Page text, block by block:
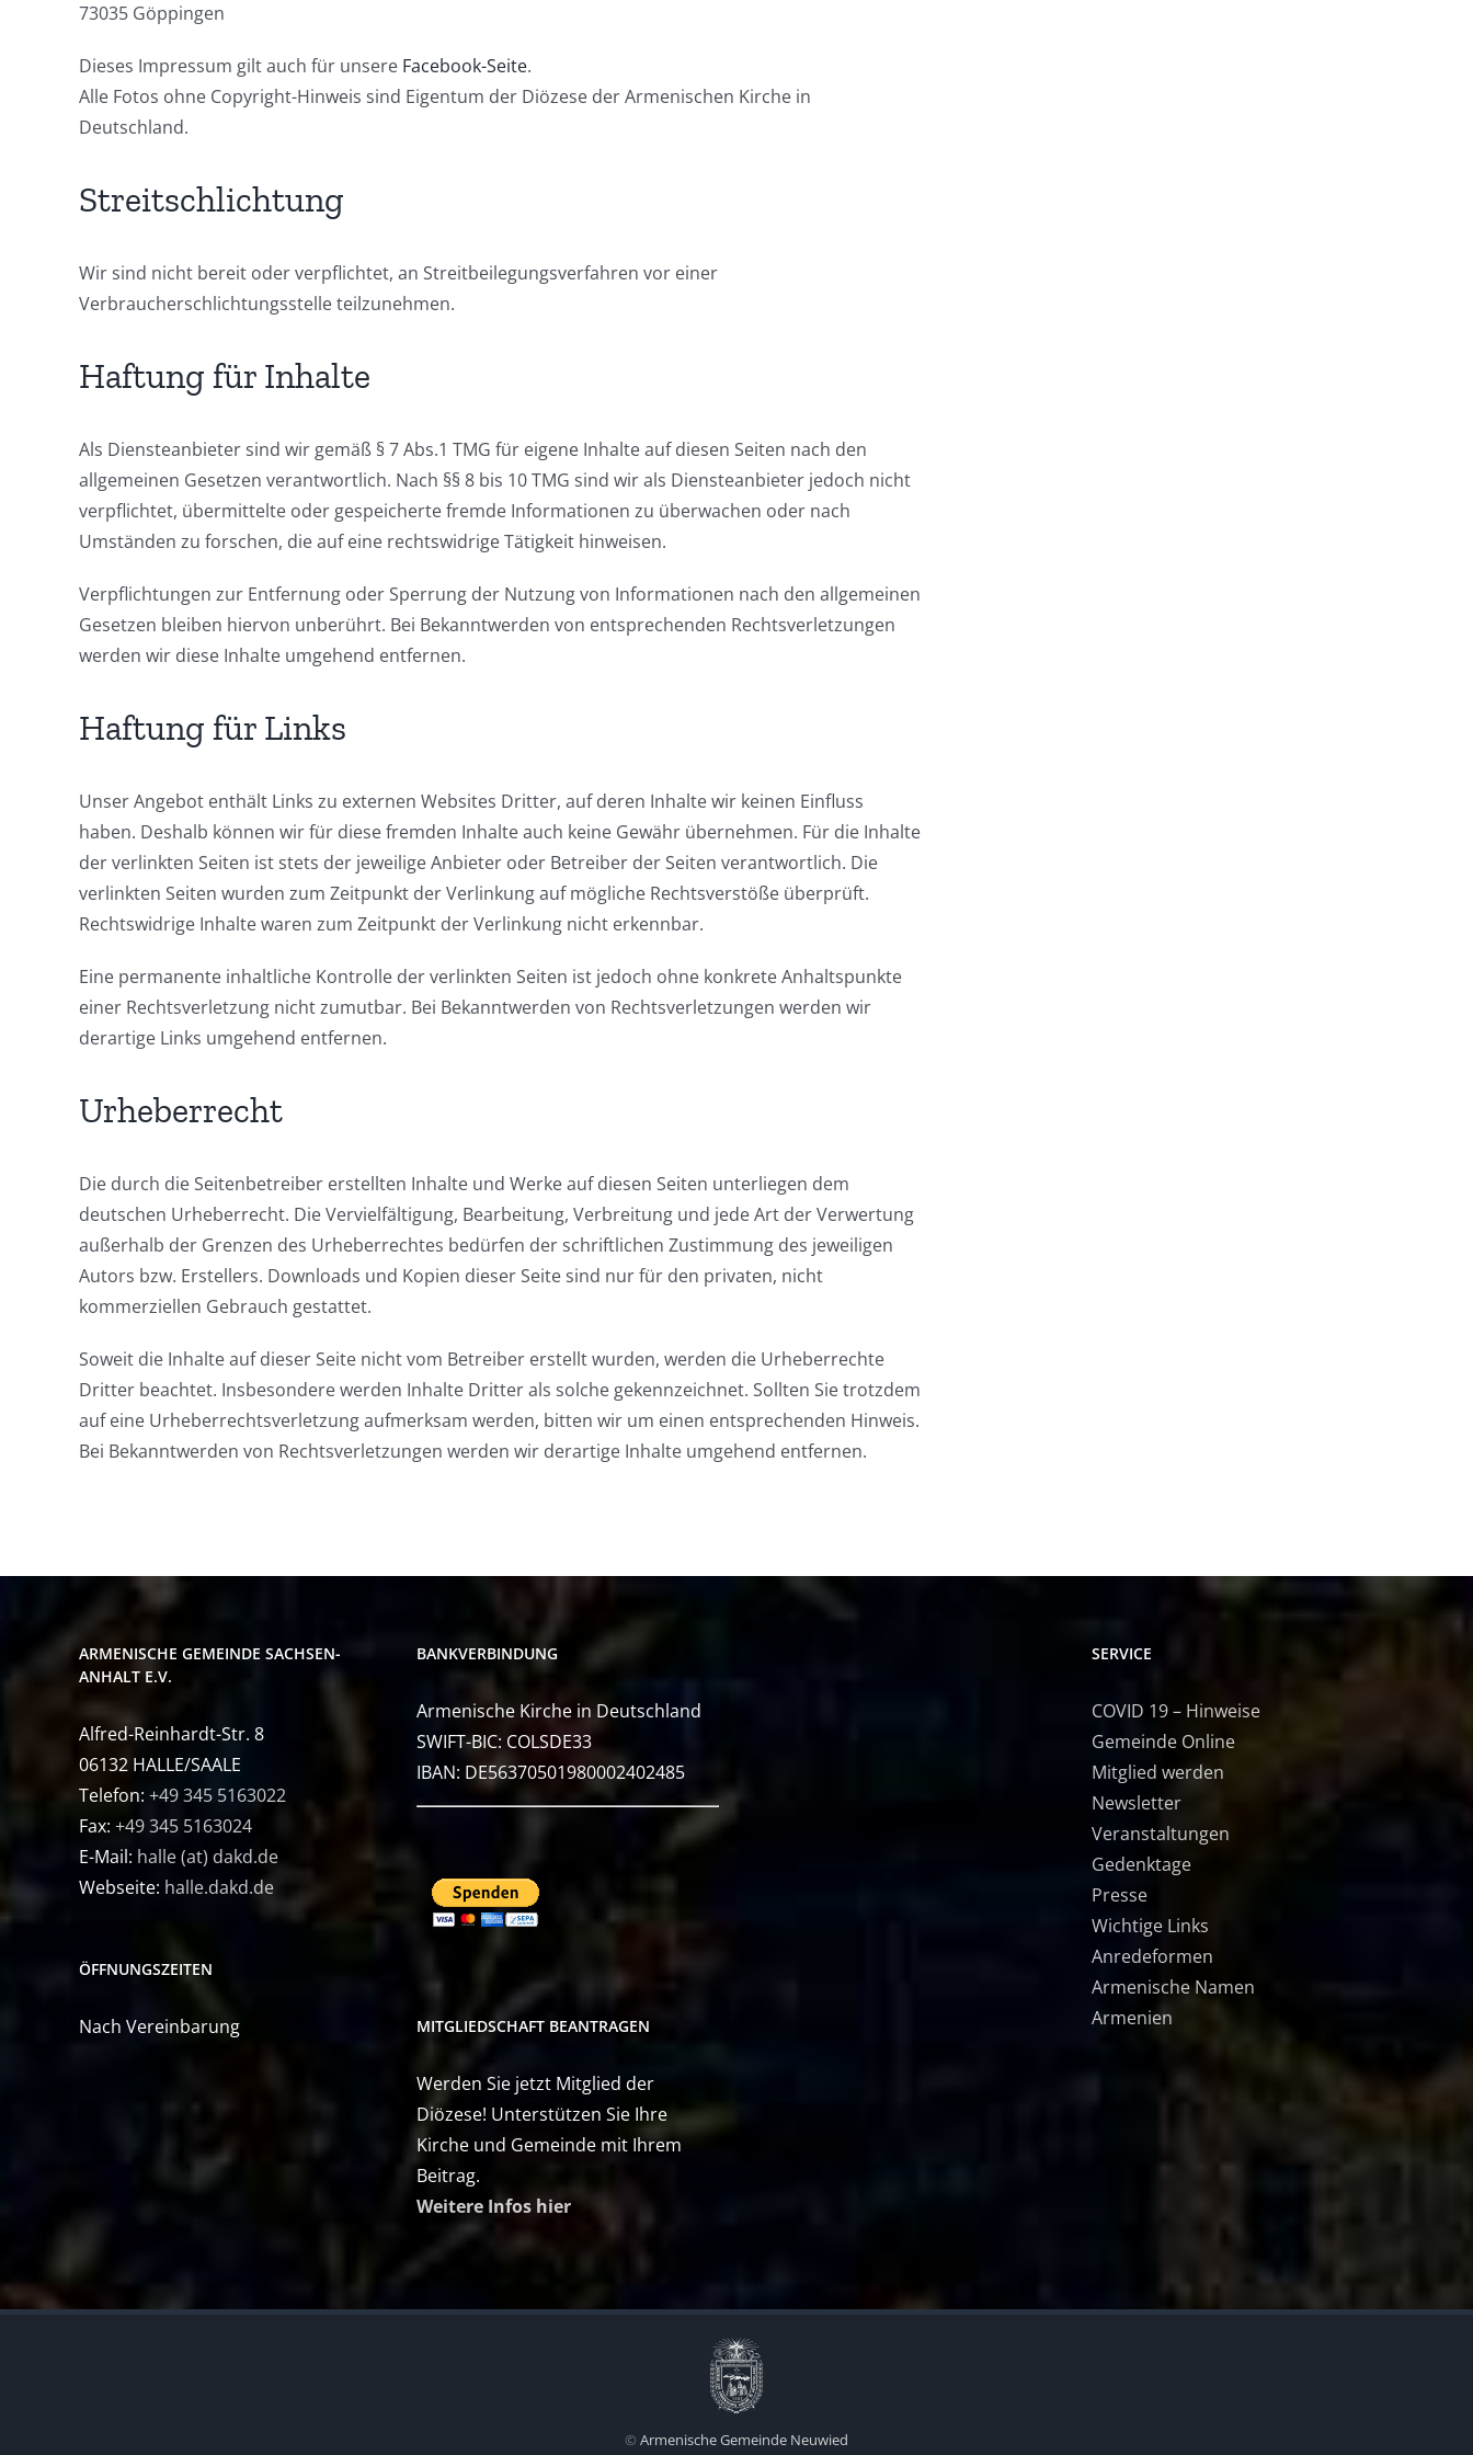
73035 Göppingen
Dieses Impressum gilt auch für unsere Facebook-Seite.
Alle Fotos ohne Copyright-Hinweis sind Eigentum der Diözese der Armenischen Kirche in
Deutschland.
Streitschlichtung
Wir sind nicht bereit oder verpflichtet, an Streitbeilegungsverfahren vor einer
Verbraucherschlichtungsstelle teilzunehmen.
Haftung für Inhalte
Als Diensteanbieter sind wir gemäß § 7 Abs.1 TMG für eigene Inhalte auf diesen Seiten nach den
allgemeinen Gesetzen verantwortlich. Nach §§ 8 bis 10 TMG sind wir als Diensteanbieter jedoch nicht
verpflichtet, übermittelte oder gespeicherte fremde Informationen zu überwachen oder nach
Umständen zu forschen, die auf eine rechtswidrige Tätigkeit hinweisen.
Verpflichtungen zur Entfernung oder Sperrung der Nutzung von Informationen nach den allgemeinen
Gesetzen bleiben hiervon unberührt. Bei Bekanntwerden von entsprechenden Rechtsverletzungen
werden wir diese Inhalte umgehend entfernen.
Haftung für Links
Unser Angebot enthält Links zu externen Websites Dritter, auf deren Inhalte wir keinen Einfluss
haben. Deshalb können wir für diese fremden Inhalte auch keine Gewähr übernehmen. Für die Inhalte
der verlinkten Seiten ist stets der jeweilige Anbieter oder Betreiber der Seiten verantwortlich. Die
verlinkten Seiten wurden zum Zeitpunkt der Verlinkung auf mögliche Rechtsverstöße überprüft.
Rechtswidrige Inhalte waren zum Zeitpunkt der Verlinkung nicht erkennbar.
Eine permanente inhaltliche Kontrolle der verlinkten Seiten ist jedoch ohne konkrete Anhaltspunkte
einer Rechtsverletzung nicht zumutbar. Bei Bekanntwerden von Rechtsverletzungen werden wir
derartige Links umgehend entfernen.
Urheberrecht
Die durch die Seitenbetreiber erstellten Inhalte und Werke auf diesen Seiten unterliegen dem
deutschen Urheberrecht. Die Vervielfältigung, Bearbeitung, Verbreitung und jede Art der Verwertung
außerhalb der Grenzen des Urheberrechtes bedürfen der schriftlichen Zustimmung des jeweiligen
Autors bzw. Erstellers. Downloads und Kopien dieser Seite sind nur für den privaten, nicht
kommerziellen Gebrauch gestattet.
Soweit die Inhalte auf dieser Seite nicht vom Betreiber erstellt wurden, werden die Urheberrechte
Dritter beachtet. Insbesondere werden Inhalte Dritter als solche gekennzeichnet. Sollten Sie trotzdem
auf eine Urheberrechtsverletzung aufmerksam werden, bitten wir um einen entsprechenden Hinweis.
Bei Bekanntwerden von Rechtsverletzungen werden wir derartige Inhalte umgehend entfernen.
ARMENISCHE GEMEINDE SACHSEN-
ANHALT E.V.
Alfred-Reinhardt-Str. 8
06132 HALLE/SAALE
Telefon: +49 345 5163022
Fax: +49 345 5163024
E-Mail: halle (at) dakd.de
Webseite: halle.dakd.de
ÖFFNUNGSZEITEN
Nach Vereinbarung
BANKVERBINDUNG
Armenische Kirche in Deutschland
SWIFT-BIC: COLSDE33
IBAN: DE56370501980002402485
MITGLIEDSCHAFT BEANTRAGEN
Werden Sie jetzt Mitglied der
Diözese! Unterstützen Sie Ihre
Kirche und Gemeinde mit Ihrem
Beitrag.
Weitere Infos hier
SERVICE
COVID 19 – Hinweise
Gemeinde Online
Mitglied werden
Newsletter
Veranstaltungen
Gedenktage
Presse
Wichtige Links
Anredeformen
Armenische Namen
Armenien
© Armenische Gemeinde Neuwied